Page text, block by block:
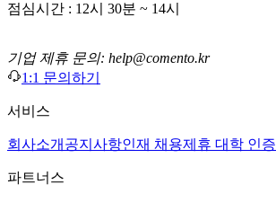
점심시간 : 12시 30분 ~ 14시
기업 제휴 문의: help@comento.kr
1:1 문의하기
서비스
회사소개 공지사항인재 채용제휴 대학 인증
파트너스